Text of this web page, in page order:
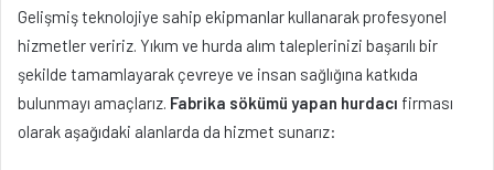
Gelişmiş teknolojiye sahip ekipmanlar kullanarak profesyonel
hizmetler veririz. Yıkım ve hurda alım taleplerinizi başarılı bir
şekilde tamamlayarak çevreye ve insan sağlığına katkıda
bulunmayı amaçlarız. Fabrika sökümü yapan hurdacı firması
olarak aşağıdaki alanlarda da hizmet sunarız: